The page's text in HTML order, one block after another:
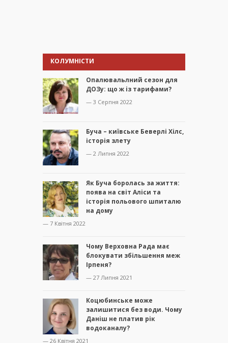
КОЛУМНІСТИ
Опалювальлний сезон для
ДОЗу: що ж із тарифами?
— 3 Серпня 2022
Буча – київське Беверлі Хілс,
історія злету
— 2 Липня 2022
Як Буча боролась за життя:
поява на світ Аліси та
історія польового шпиталю
на дому
— 7 Квітня 2022
Чому Верховна Рада має
блокувати збільшення меж
Ірпеня?
— 27 Липня 2021
Коцюбинське може
залишитися без води. Чому
Даніш не платив рік
водоканалу?
— 26 Квітня 2021